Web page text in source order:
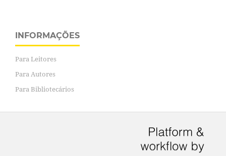
INFORMAÇÕES
Para Leitores
Para Autores
Para Bibliotecários